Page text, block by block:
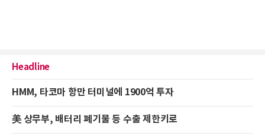
Headline
HMM, 타코마 항만 터미널에 1900억 투자
美 상무부, 배터리 폐기물 등 수출 제한키로